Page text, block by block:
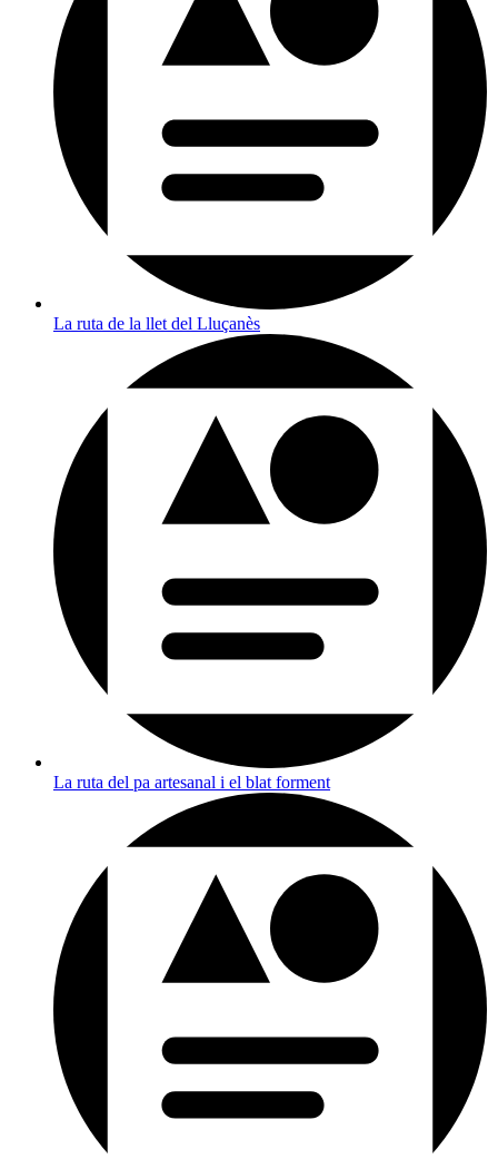
La ruta de la llet del Lluçanès
La ruta del pa artesanal i el blat forment